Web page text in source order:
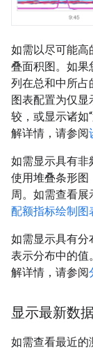
如需以尽可能高
叠面积图。如果
列在总和中所占
图表配置为仅
较，或显示诸如
解详情，请参阅
如需显示具有非
使用堆叠条形图
周。如需查看
配额指标绘制图
如需显示具有分
表示分布中的值
解详情，请参阅
显示最新数
如需查看最近的